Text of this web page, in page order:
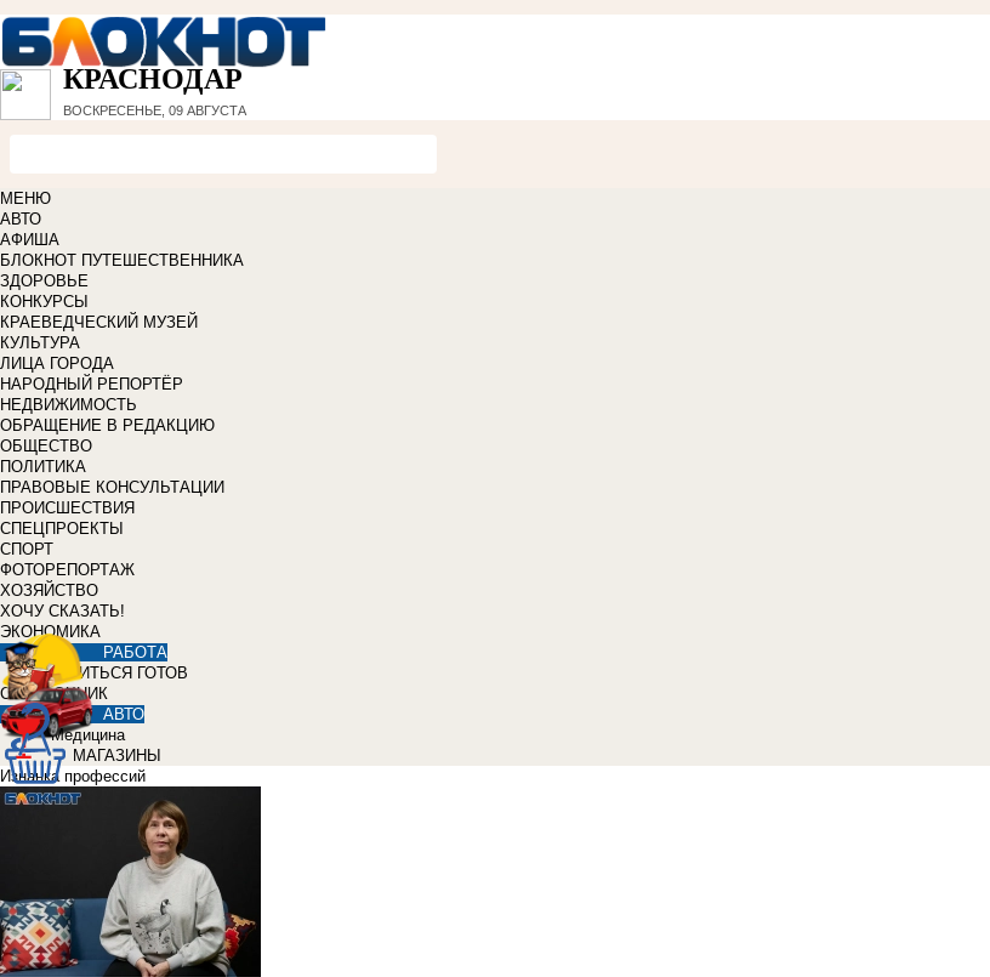
КРАСНОДАР
ВОСКРЕСЕНЬЕ, 09 АВГУСТА
МЕНЮ
АВТО
АФИША
БЛОКНОТ ПУТЕШЕСТВЕННИКА
ЗДОРОВЬЕ
КОНКУРСЫ
КРАЕВЕДЧЕСКИЙ МУЗЕЙ
КУЛЬТУРА
ЛИЦА ГОРОДА
НАРОДНЫЙ РЕПОРТЁР
НЕДВИЖИМОСТЬ
ОБРАЩЕНИЕ В РЕДАКЦИЮ
ОБЩЕСТВО
ПОЛИТИКА
ПРАВОВЫЕ КОНСУЛЬТАЦИИ
ПРОИСШЕСТВИЯ
СПЕЦПРОЕКТЫ
СПОРТ
ФОТОРЕПОРТАЖ
ХОЗЯЙСТВО
ХОЧУ СКАЗАТЬ!
ЭКОНОМИКА
РАБОТА
УЧИТЬСЯ ГОТОВ
СПРАВОЧНИК
АВТО
Медицина
МАГАЗИНЫ
Изнанка профессий